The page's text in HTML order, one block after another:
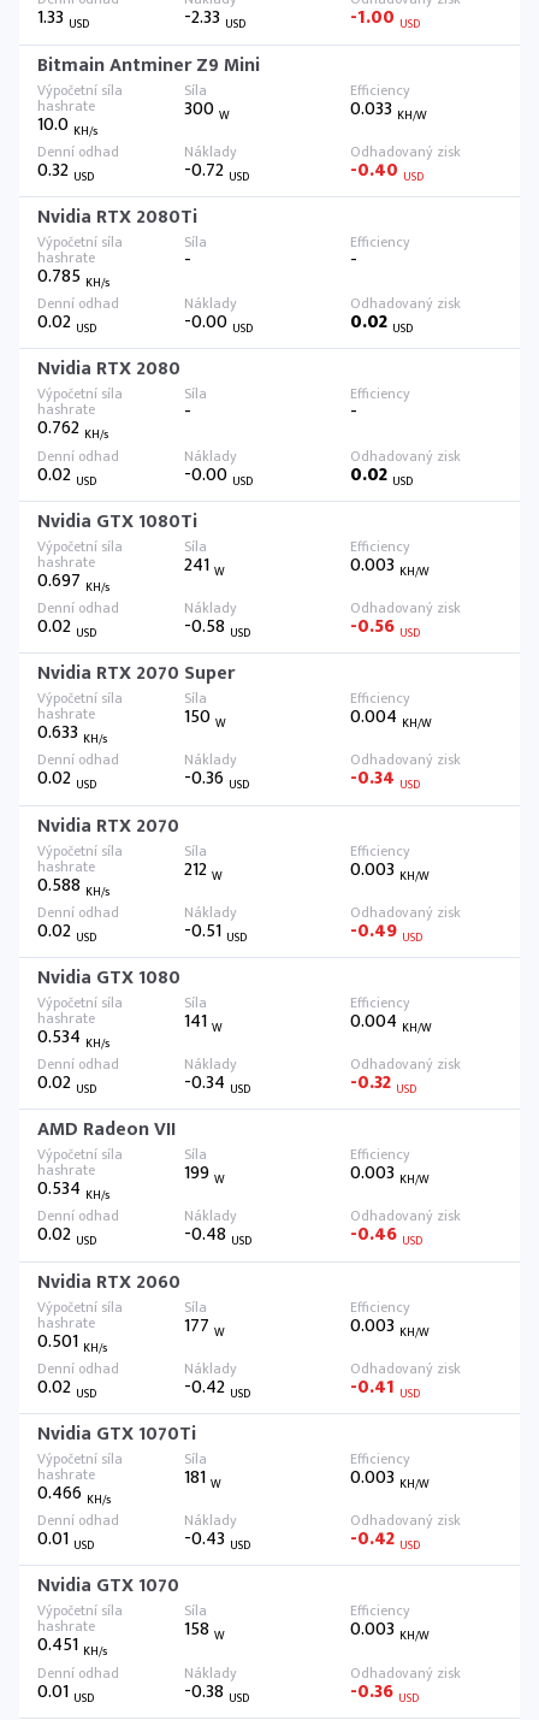
1.33 USD -2.33 USD -1.00 USD
Bitmain Antminer Z9 Mini
10.0 KH/s
300W 0.033 KH/W
0.32 USD -0.72 USD -0.40 USD
Nvidia RTX 2080Ti
0.785 KH/s
-
-
0.02 USD -0.00USD 0.02 USD
Nvidia RTX 2080
0.762 KH/s
-
-
0.02 USD -0.00USD 0.02 USD
Nvidia GTX 1080Ti
0.697 KH/s
241W 0.003 KH/W
0.02 USD -0.58 USD -0.56 USD
Nvidia RTX 2070 Super
0.633 KH/s
150W 0.004 KH/W
0.02 USD -0.36 USD -0.34 USD
Nvidia RTX 2070
0.588 KH/s
212W 0.003 KH/W
0.02 USD -0.51 USD -0.49 USD
Nvidia GTX 1080
0.534 KH/s
141W 0.004 KH/W
0.02 USD -0.34 USD -0.32 USD
AMD Radeon VII
0.534 KH/s
199W 0.003 KH/W
0.02 USD -0.48USD -0.46 USD
Nvidia RTX 2060
0.501 KH/s
177W 0.003 KH/W
0.02 USD -0.42 USD -0.41 USD
Nvidia GTX 1070Ti
0.466 KH/s
181W 0.003 KH/W
0.01 USD -0.43 USD -0.42 USD
Nvidia GTX 1070
0.451 KH/s
158W 0.003 KH/W
0.01 USD -0.38 USD -0.36 USD